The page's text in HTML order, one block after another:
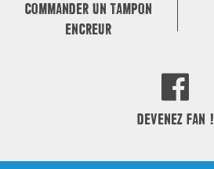
COMMANDER UN TAMPON
ENCREUR
DEVENEZ FAN !